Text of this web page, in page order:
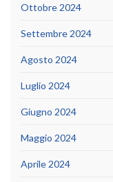
Ottobre 2024
Settembre 2024
Agosto 2024
Luglio 2024
Giugno 2024
Maggio 2024
Aprile 2024